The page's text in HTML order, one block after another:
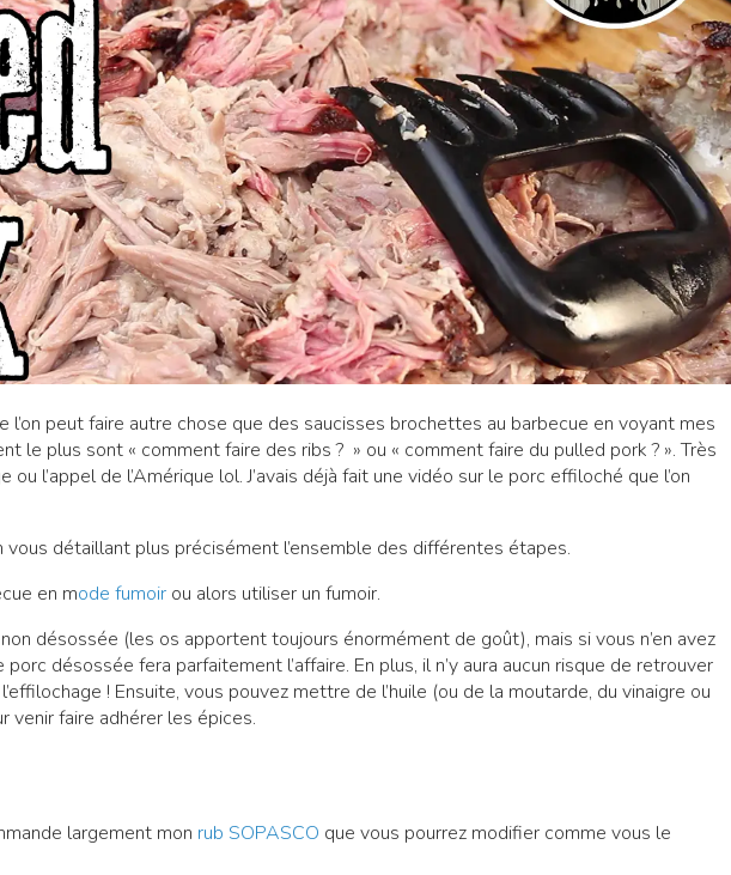
l’on peut faire autre chose que des saucisses brochettes au barbecue en voyant mes
le plus sont « comment faire des ribs ? » ou « comment faire du pulled pork ? ». Très
l’appel de l’Amérique lol. J’avais déjà fait une vidéo sur le porc effiloché que l’on
vous détaillant plus précisément l’ensemble des différentes étapes.
en mode fumoir ou alors utiliser un fumoir.
désossée (les os apportent toujours énormément de goût), mais si vous n’en avez
désossée fera parfaitement l’affaire. En plus, il n’y aura aucun risque de retrouver
! Ensuite, vous pouvez mettre de l’huile (ou de la moutarde, du vinaigre ou
venir faire adhérer les épices.
largement mon rub SOPASCO que vous pourrez modifier comme vous le